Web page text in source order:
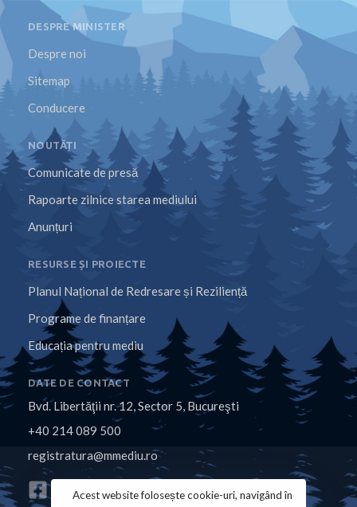
DESPRE MINISTER
Despre noi
Sitemap
Conducere
NOUTĂȚI
Comunicate de presă
Rapoarte zilnice starea mediului
Anunțuri
RESURSE ȘI PROIECTE
Planul Național de Redresare și Reziliență
Programe de finanțare
Educația pentru mediu
DATE DE CONTACT
Bvd. Libertăţii nr. 12, Sector 5, Bucureşti
+40 214 089 500
registratura@mmediu.ro
Acest website folosește cookie-uri, navigând în